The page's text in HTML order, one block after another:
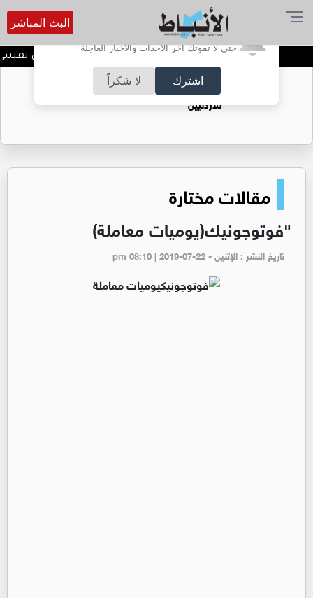
أترغب في تفعيل الإشعارات؟
حتى لا تفوتك آخر الأحداث والأخبار العاجلة
اشترك لا شكراً
البث المباشر
الضحك وقت الأزمات.. خلل نفسي
حقل الريشة حين يتحول الغاز إلى فرص عمل
للأردنيين
مقالات مختارة
"فوتوجونيك(يوميات معاملة)
تاريخ النشر : الإثنين - pm 08:10 | 2019-07-22